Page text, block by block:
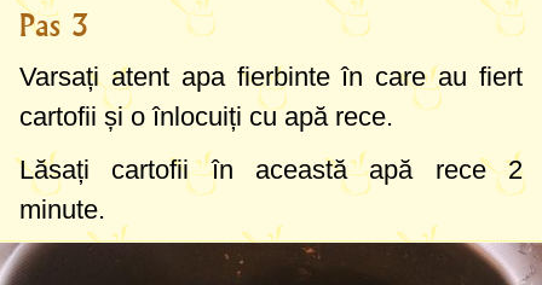
Pas 3
Varsați atent apa fierbinte în care au fiert
cartofii și o înlocuiți cu apă rece.
Lăsați cartofii în această apă rece 2
minute.